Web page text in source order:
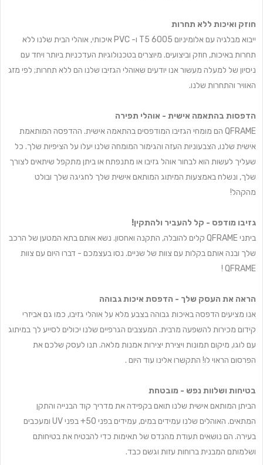
חוזק ואיכות ללא תחרות
ייבוא מבלגיה עם אלומיניום 6005 T5 ו- PVC איכותי, אוהלי הבית שלנו ללא
תחרות באיכות, חוזק וביצועים. מיוצרים בטכנולוגיות העדכניות ביותר ויחד עם
ניסיון של למעלה מעשור אנו יודעים שאוהלי הגזיבו שלנו הם ללא תחרות; לפי מזג
האוויר והתחרות שלנו.
הדפסות בהתאמה אישית - אוהלי תפירה
QFRAME הם מומחי הגזיבו המודפסים בהתאמה אישית. ההדפסה המותאמת
אישית שלנו, הצבעוניות העזה והגימור המומחה שלנו יעלו על הציפיות שלך. כל
שעליך לעשות הוא לבחור אוהל גזיבו או מתנפתח או ביתן מתקפל שיתאים לצורך
שלך, ונשלח באמצעות המיתוג המותאם אישית שלך לחגיגה שלך ובולט
מהקהל!
גזיבו מודפס - קל להעביר ולהתקין!
ביתני QFRAME קלים להובלה, התקנה ואחסון. נשא אותם בתא המטען של הרכב
שלך ובנה אותם בקלות עם צוות של שניים. נסו בעצמכם - דברו היום עם צוות
QFRAME !
הראה את העסק שלך - הדפסת איכות גבוהה
אנו מציעים הדפסה באיכות גבוהה בצבע מלא על אוהלי גזיבו, כמו גם אביזרי
קידום מכירות להשפעה מרבית. המעצבים הגרפיים שלנו יכולים לסייע לך במיתוג
עם לוגו, מיקום תמונות ויצירת יצירות אמנות מלאה. תנו לעסק שלכם את
הפרסום הראוי לו! התקשרו אלינו עוד היום .
בטיחות ושלוות נפש - מובטחת
הביתן המותאם אישית שלנו תואם בקפידה את מדריך קוד הבנייה והתקן
המתאים. האוהלים שלנו עמידים במים, עמידים בפני 50+ בפני UV ומעכבים
בעירה. הם נושאים תעודת מהנדס של תאימות כדי להבטיח את בטיחותם
ושלמותם המבנית ברוחות עזות וגשם כבד.